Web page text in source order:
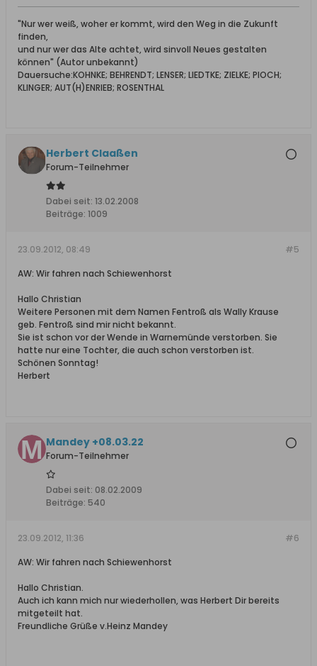
"Nur wer weiß, woher er kommt, wird den Weg in die Zukunft
finden,
und nur wer das Alte achtet, wird sinvoll Neues gestalten
können" (Autor unbekannt)
Dauersuche:KOHNKE; BEHRENDT; LENSER; LIEDTKE; ZIELKE; PIOCH;
KLINGER; AUT(H)ENRIEB; ROSENTHAL
Herbert Claaßen
Forum-Teilnehmer
Dabei seit: 13.02.2008
Beiträge: 1009
#5
23.09.2012, 08:49
AW: Wir fahren nach Schiewenhorst
Hallo Christian
Weitere Personen mit dem Namen Fentroß als Wally Krause
geb. Fentroß sind mir nicht bekannt.
Sie ist schon vor der Wende in Warnemünde verstorben. Sie
hatte nur eine Tochter, die auch schon verstorben ist.
Schönen Sonntag!
Herbert
Mandey +08.03.22
Forum-Teilnehmer
Dabei seit: 08.02.2009
Beiträge: 540
#6
23.09.2012, 11:36
AW: Wir fahren nach Schiewenhorst
Hallo Christian.
Auch ich kann mich nur wiederhollen, was Herbert Dir bereits
mitgeteilt hat.
Freundliche Grüße v.Heinz Mandey